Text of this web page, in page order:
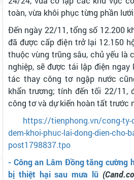
toàn, vừa khôi phục từng phần
Đến ngày 22/11, tổng số 12.200
đã được cấp điện trở lại 12.150
thuộc vùng trũng sâu, chủ yếu là
nghiệp, sẽ được tái lập điện
tác thay công tơ ngập nước
khẩn trương; tính đến tối 22/11,
công tơ và dự kiến hoàn tất trước
https://tienphong.vn/cong-ty-
dem-khoi-phuc-lai-dong-dien-cho-
post1798837.tpo
- Công an Lâm Đồng tăng cường
bị thiệt hại sau mưa lũ